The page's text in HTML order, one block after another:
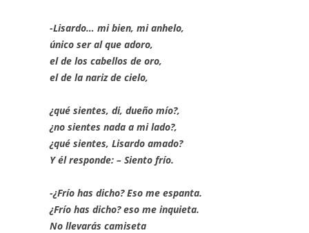
-Lisardo… mi bien, mi anhelo,
único ser al que adoro,
el de los cabellos de oro,
el de la nariz de cielo,
¿qué sientes, di, dueño mío?,
¿no sientes nada a mi lado?,
¿qué sientes, Lisardo amado?
Y él responde: – Siento frío.
-¿Frío has dicho? Eso me espanta.
¿Frío has dicho? eso me inquieta.
No llevarás camiseta